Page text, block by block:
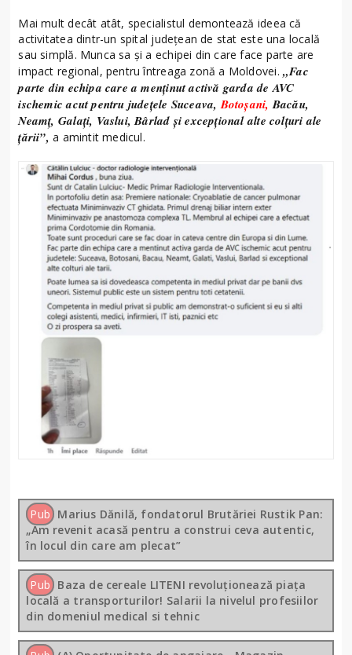
Mai mult decât atât, specialistul demontează ideea că
activitatea dintr-un spital județean de stat este una locală
sau simplă. Munca sa și a echipei din care face parte are
impact regional, pentru întreaga zonă a Moldovei. „Fac
parte din echipa care a menținut activă garda de AVC
ischemic acut pentru județele Suceava,Botoșani, Bacău,
Neamț, Galați, Vaslui, Bârlad și excepțional alte colțuri ale
țării”, a amintit medicul.
Pub Marius Dănilă, fondatorul Brutăriei Rustik Pan:
„Am revenit acasă pentru a construi ceva autentic,
în locul din care am plecat”
Pub Baza de cereale LITENI revoluționează piața
locală a transporturilor! Salarii la nivelul profesiilor
din domeniul medical si tehnic